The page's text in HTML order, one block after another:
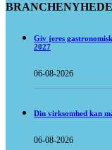
Giv jeres
2027
06-08-2026
Din virksomhed kan
06-08-2026